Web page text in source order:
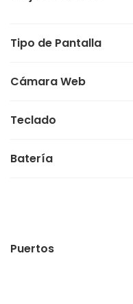
Tipo de Pantalla
Cámara Web
Teclado
Batería
Puertos